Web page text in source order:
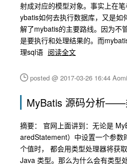
射成对应的模型对象。事实上在
ybatis如何去执行数据库，又是如
解了mybatis的主要路线。因为不
是要执行和处理结果的。而
理sql语 阅读全文
posted @ 2017-03-26 16:44 Aomi
MyBatis 源码分析——
摘要： 官网上面讲到：无论是
aredStatement）中设置一个参数
个值时， 都会用类型处理器将获
Java 类型。那么为什么会有类型